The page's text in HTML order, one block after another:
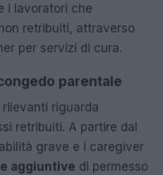
i lavoratori che
retribuiti, attraverso
per servizi di cura.
parentale
riguarda
retribuiti. A partire dal
grave e i caregiver
aggiuntive di permesso